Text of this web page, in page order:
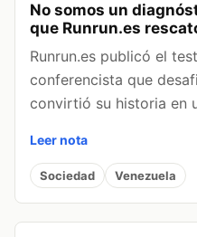
No somos un
que Runrun.es
Runrun.es publicó el
conferencista que
convirtió su historia en
Leer nota
Sociedad Venezuela